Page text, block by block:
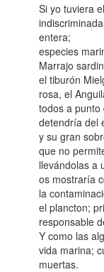
Si yo tuviera
entera;
especies
Marrajo
el tiburón
rosa, el
todos a punto
detendría del
y su gran
que no
llevándolas a
os mostraría
la
el plancton;
responsable
Y como las
vida marina;
muertas.